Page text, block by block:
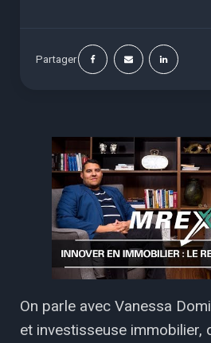
Partager
On parle avec Vanessa
et investisseuse immobilier,